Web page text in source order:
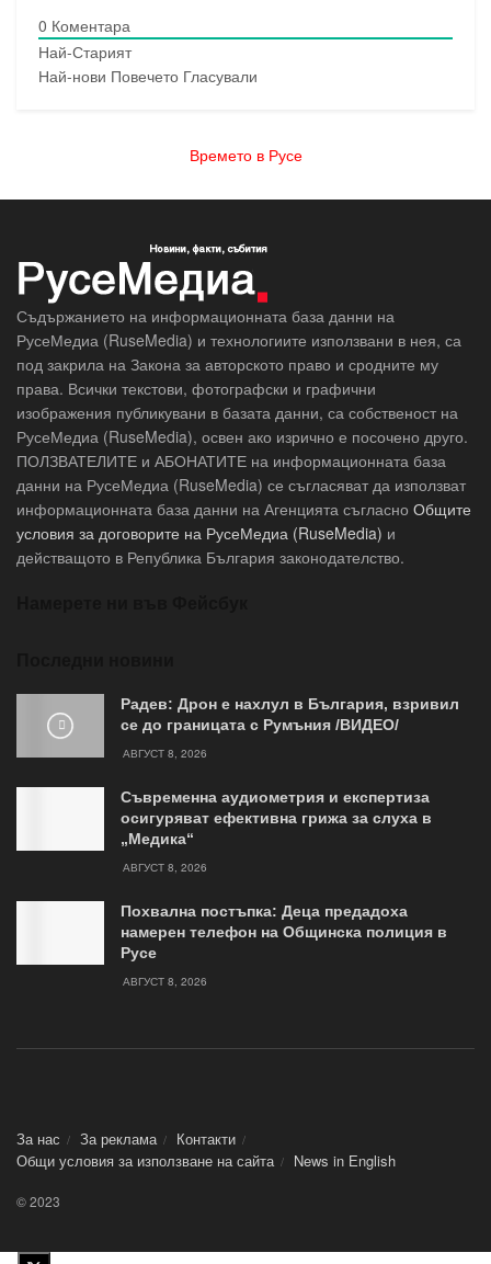
0 Коментара
Най-Старият
Най-нови Повечето Гласували
Времето в Русе
Съдържанието на информационната база данни на
РусеМедиа (RuseMedia) и технологиите използвани в нея, са
под закрила на Закона за авторското право и сродните му
права. Всички текстови, фотографски и графични
изображения публикувани в базата данни, са собственост на
РусеМедиа (RuseMedia), освен ако изрично е посочено друго.
ПОЛЗВАТЕЛИТЕ и АБОНАТИТЕ на информационната база
данни на РусеМедиа (RuseMedia) се съгласяват да използват
информационната база данни на Агенцията съгласно Общите
условия за договорите на РусеМедиа (RuseMedia) и
действащото в Република България законодателство.
Радев: Дрон е нахлул в България, взривил
се до границата с Румъния /ВИДЕО/
АВГУСТ 8, 2026
Съвременна аудиометрия и експертиза
осигуряват ефективна грижа за слуха в
„Медика“
АВГУСТ 8, 2026
Похвална постъпка: Деца предадоха
намерен телефон на Общинска полиция в
Русе
АВГУСТ 8, 2026
За нас За реклама
Контакти
Общи условия за използване на сайта
News in Еnglish
© 2023